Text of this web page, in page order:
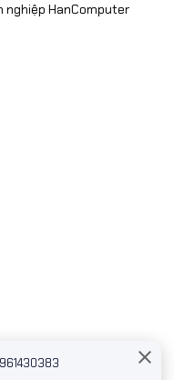
nghiệp HanComputer